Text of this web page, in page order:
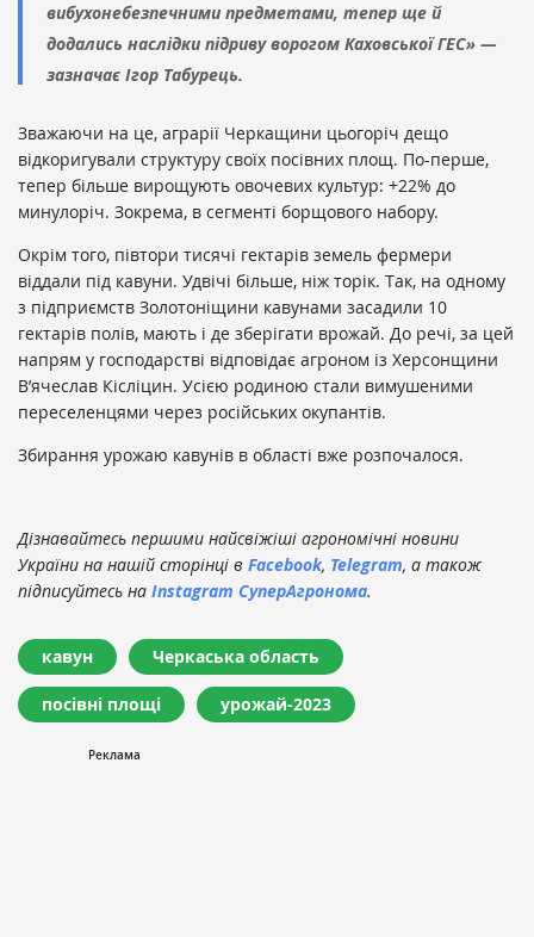
вибухонебезпечними предметами, тепер ще й
додались наслідки підриву ворогом Каховської ГЕС» —
зазначає Ігор Табурець.
Зважаючи на це, аграрії Черкащини цьогоріч дещо
відкоригували структуру своїх посівних площ. По-перше,
тепер більше вирощують овочевих культур: +22% до
минулоріч. Зокрема, в сегменті борщового набору.
Окрім того, півтори тисячі гектарів земель фермери
віддали під кавуни. Удвічі більше, ніж торік. Так, на одному
з підприємств Золотоніщини кавунами засадили 10
гектарів полів, мають і де зберігати врожай. До речі, за цей
напрям у господарстві відповідає агроном із Херсонщини
В’ячеслав Кісліцин. Усією родиною стали вимушеними
переселенцями через російських окупантів.
Збирання урожаю кавунів в області вже розпочалося.
Дізнавайтесь першими найсвіжіші агрономічні новини
України на нашій сторінці в Facebook, Telegram, а також
підписуйтесь на Instagram СуперАгронома.
кавун Черкаська область
посівні площі урожай-2023